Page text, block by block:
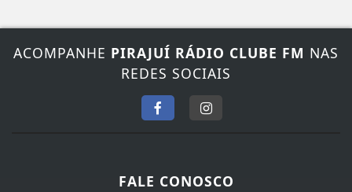
ACOMPANHE PIRAJUÍ RÁDIO CLUBE FM NAS
REDES SOCIAIS
FALE CONOSCO